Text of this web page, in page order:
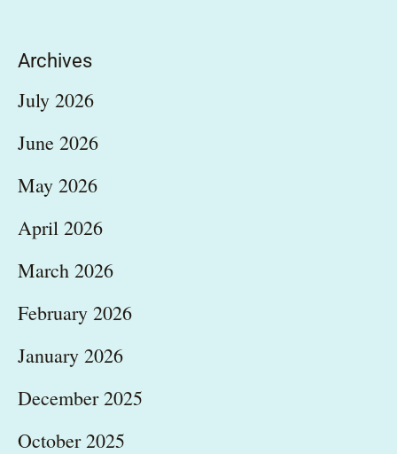
Archives
July 2026
June 2026
May 2026
April 2026
March 2026
February 2026
January 2026
December 2025
October 2025